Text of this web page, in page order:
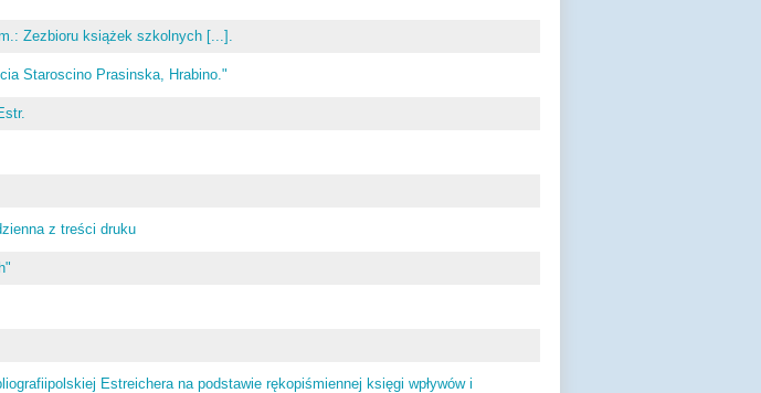
Zezbioru książek szkolnych [...].
Staroscino Prasinska, Hrabino."
z treści druku
Estreichera na podstawie rękopiśmiennej księgi wpływów i